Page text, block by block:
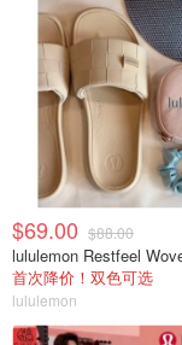
$69.00 $88.00
首次降价！双色可选
lululemon